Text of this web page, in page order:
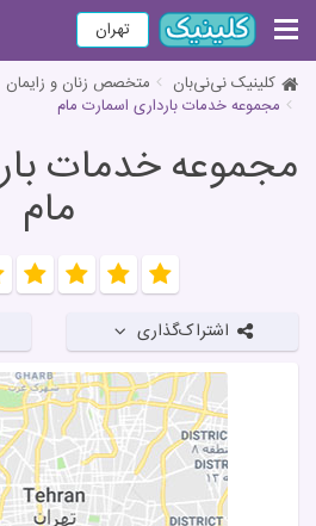
تهران
کلینیک نی‌نی‌بان
متخصص زنان و زایمان
مجموعه خدمات بارداری اسمارت مام
مجموعه خدمات
مام
اشتراک‌گذاری